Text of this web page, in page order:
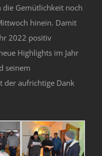
die Gemütlichkeit noch
hinein. Damit
2022 positiv
Highlights im Jahr
seinem
der aufrichtige Dank